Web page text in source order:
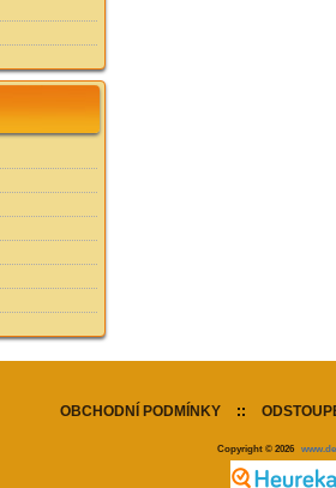
OBCHODNÍ PODMÍNKY ::
Copyright © 2026